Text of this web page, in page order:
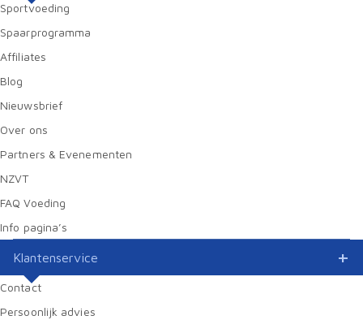
Sportvoeding
Spaarprogramma
Affiliates
Blog
Nieuwsbrief
Over ons
Partners & Evenementen
NZVT
FAQ Voeding
Info pagina’s
Klantenservice
Contact
Persoonlijk advies